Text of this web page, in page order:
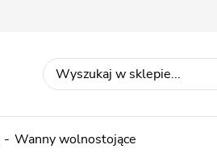
Wanny wolnostojące